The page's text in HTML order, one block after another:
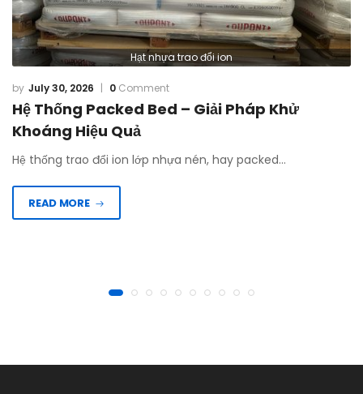
Hạt nhựa trao đổi ion
July 30, 2026 0 Comment
Hệ Thống Packed Bed – Giải Pháp Khử
Khoáng Hiệu Quả
Hệ thống trao đổi ion lớp nhựa nén, hay packed…
READ MORE